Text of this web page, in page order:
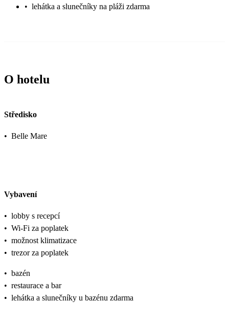
• lehátka a slunečníky na pláži zdarma
O hotelu
Středisko
• Belle Mare
Vybavení
• lobby s recepcí
• Wi-Fi za poplatek
• možnost klimatizace
• trezor za poplatek
• bazén
• restaurace a bar
• lehátka a slunečníky u bazénu zdarma